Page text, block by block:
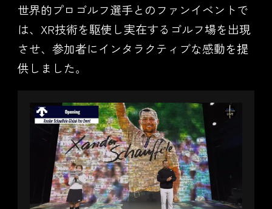
世界的プロゴルフ選手とのファンイベントで
は、XR技術を駆使し実在するゴルフ場を出現
させ、参加者にインタラクティブな感動を提
供しました。